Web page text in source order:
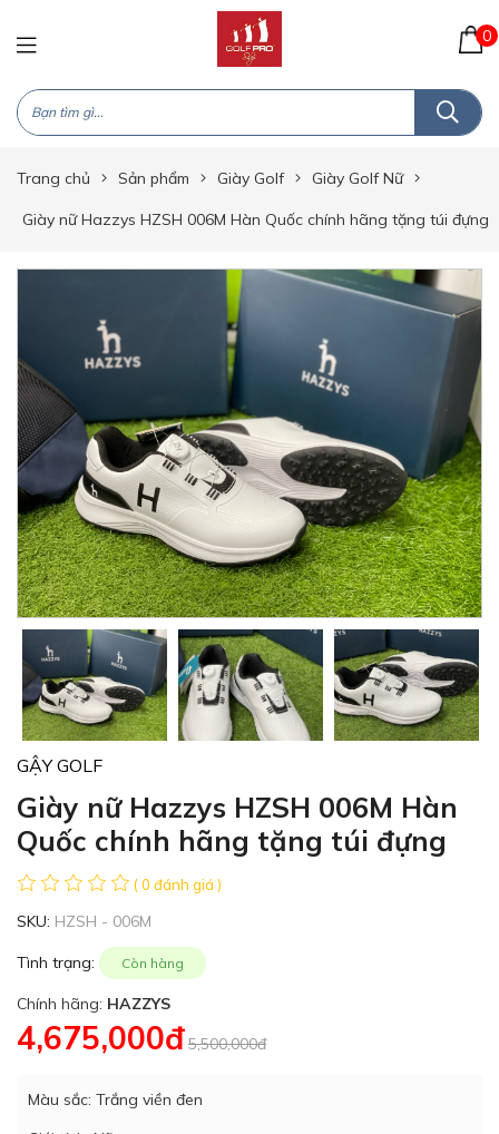
0
Trang chủ Sản phẩm Giày Golf Giày Golf Nữ
Giày nữ Hazzys HZSH 006M Hàn Quốc chính hãng tặng túi đựng
GẬY GOLF
Giày nữ Hazzys HZSH 006M Hàn
Quốc chính hãng tặng túi đựng
( 0 đánh giá )
SKU: HZSH - 006M
Tình trạng: Còn hàng
Chính hãng: HAZZYS
4,675,000đ 5,500,000đ
Màu sắc: Trắng viền đen